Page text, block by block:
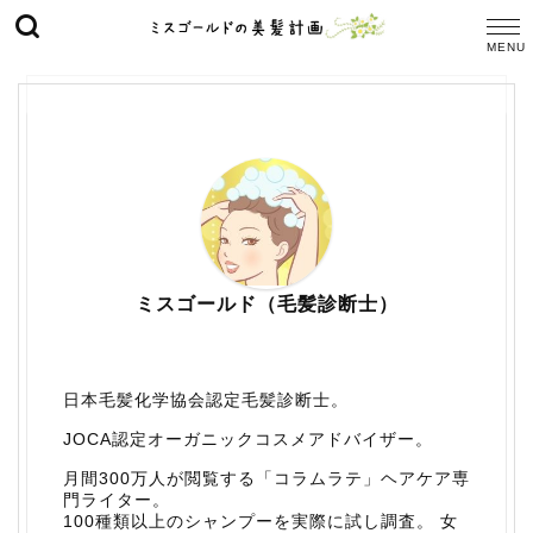
ミスゴールド（毛髪診断士）
日本毛髪化学協会認定毛髪診断士。
JOCA認定オーガニックコスメアドバイザー。
月間300万人が閲覧する「コラムラテ」ヘアケア専
門ライター。
100種類以上のシャンプーを実際に試し調査。 女